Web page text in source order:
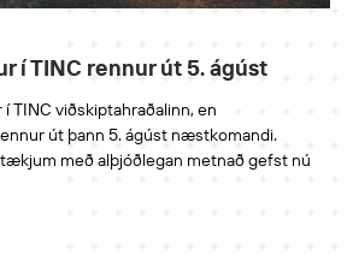
í TINC rennur út 5. ágúst
TINC viðskiptahraðalinn, en
út þann 5. ágúst næstkomandi.
með alþjóðlegan metnað gefst nú